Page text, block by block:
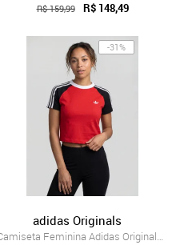
R$ 159,99 R$ 148,49
-31%
adidas Originals
Camiseta Feminina Adidas Originals SST B...